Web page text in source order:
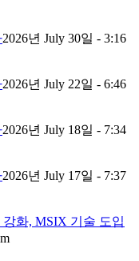
2026년 July 30일 - 3:16
2026년 July 22일 - 6:46
2026년 July 18일 - 7:34
2026년 July 17일 - 7:37
화, MSIX 기술 도입